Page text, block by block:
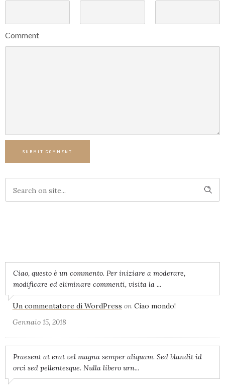
Comment
SUBMIT COMMENT
Ciao, questo è un commento. Per iniziare a moderare,
modificare ed eliminare commenti, visita la ...
Un commentatore di WordPress on Ciao mondo!
Gennaio 15, 2018
Praesent at erat vel magna semper aliquam. Sed blandit id
orci sed pellentesque. Nulla libero urn...